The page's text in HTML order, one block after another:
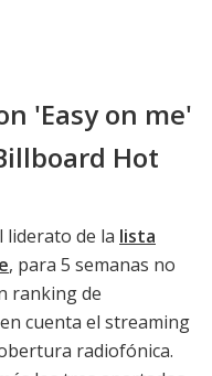
'Easy on me'
Hot
liderato de la lista
, para 5 semanas no
ranking de
cuenta el streaming
radiofónica.